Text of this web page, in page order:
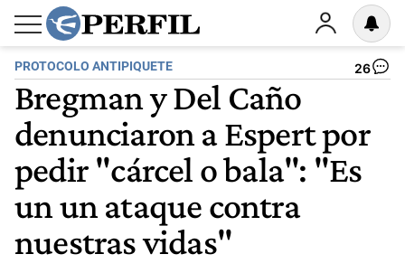
PROTOCOLO ANTIPIQUETE 26
Bregman y Del Caño
denunciaron a Espert por
pedir "cárcel o bala": "Es
un un ataque contra
nuestras vidas"